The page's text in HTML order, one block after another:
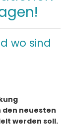
wo sind
neuesten
werden soll.